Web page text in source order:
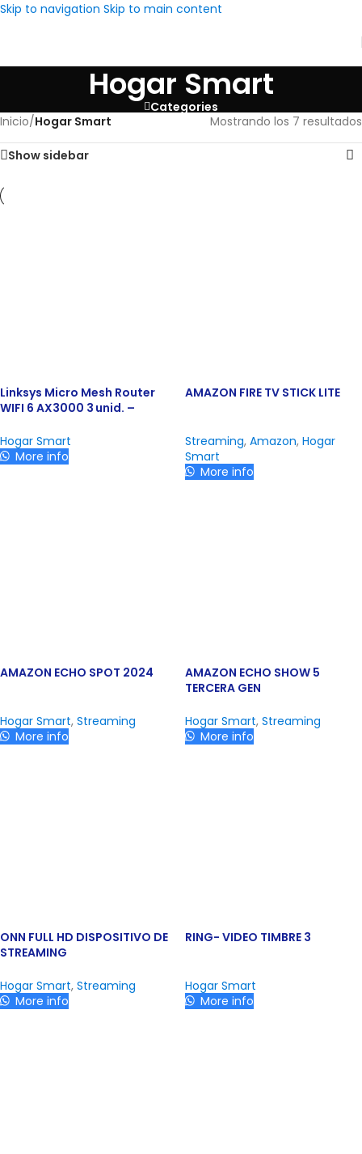
Skip to navigation Skip to main content
Hogar Smart
Categories
Inicio/Hogar Smart Mostrando los 7 resultados
Show sidebar
Linksys Micro Mesh Router
WIFI 6 AX3000 3 unid. –
Hogar Smart
More info
AMAZON FIRE TV STICK LITE
Streaming, Amazon, Hogar
Smart
More info
AMAZON ECHO SPOT 2024
Hogar Smart, Streaming
More info
AMAZON ECHO SHOW 5
TERCERA GEN
Hogar Smart, Streaming
More info
ONN FULL HD DISPOSITIVO DE
STREAMING
Hogar Smart, Streaming
More info
RING- VIDEO TIMBRE 3
Hogar Smart
More info